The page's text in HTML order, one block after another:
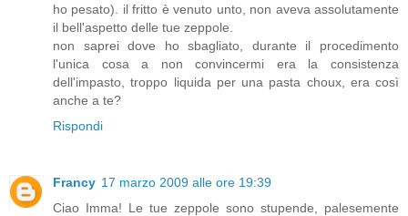
ho pesato). il fritto è venuto unto, non aveva assolutamente
il bell'aspetto delle tue zeppole.
non saprei dove ho sbagliato, durante il procedimento
l'unica cosa a non convincermi era la consistenza
dell'impasto, troppo liquida per una pasta choux, era così
anche a te?
Rispondi
Francy 17 marzo 2009 alle ore 19:39
Ciao Imma! Le tue zeppole sono stupende, palesemente